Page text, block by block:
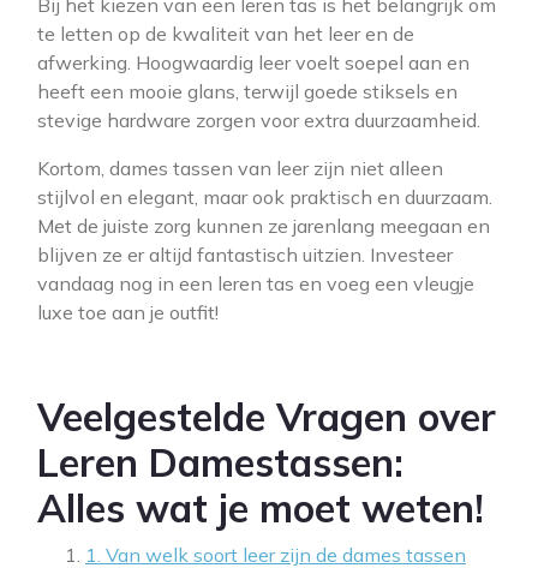
Bij het kiezen van een leren tas is het belangrijk om
te letten op de kwaliteit van het leer en de
afwerking. Hoogwaardig leer voelt soepel aan en
heeft een mooie glans, terwijl goede stiksels en
stevige hardware zorgen voor extra duurzaamheid.
Kortom, dames tassen van leer zijn niet alleen
stijlvol en elegant, maar ook praktisch en duurzaam.
Met de juiste zorg kunnen ze jarenlang meegaan en
blijven ze er altijd fantastisch uitzien. Investeer
vandaag nog in een leren tas en voeg een vleugje
luxe toe aan je outfit!
Veelgestelde Vragen over
Leren Damestassen:
Alles wat je moet weten!
1. Van welk soort leer zijn de dames tassen